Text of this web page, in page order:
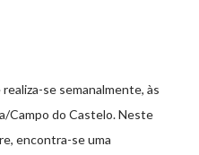
se semanalmente, às
Campo do Castelo. Neste
encontra-se uma